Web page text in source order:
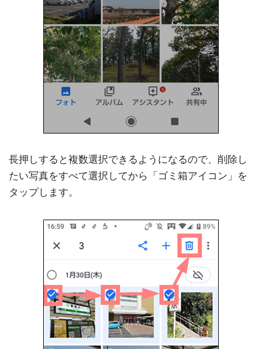
長押しすると複数選択できるようになるので、削除し
たい写真をすべて選択してから「ゴミ箱アイコン」を
タップします。